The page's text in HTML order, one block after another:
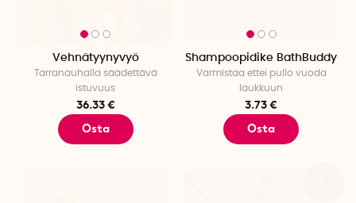
Vehnätyynyvyö
Tarranauhalla säädettävä
istuvuus
36.33 €
Osta
Shampoopidike BathBuddy
Varmistaa ettei pullo vuoda
laukkuun
3.73 €
Osta